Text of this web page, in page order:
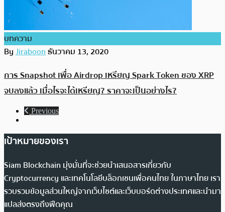
บทความ
ByJiraboonธันวาคม 13, 2020
การ Snapshot เพื่อ Airdrop เหรียญ Spark Token ของ XRP
จบลงแล้ว เมื่อไรจะได้เหรียญ? ราคาจะเป็นอย่างไร?
Previous
เป้าหมายของเรา
Siam Blockchain มุ่งมั่นที่จะช่วยนำเสนอสารเกี่ยวกับ
Cryptocurrency และเทคโนโลยีบล็อกเชนเพื่อคนไทย ในภาษาไทย เรา
รวบรวมข้อมูลส่วนใหญ่จากเว็บไซต์และเว็บบอร์ดต่างประเทศและนำมา
แปลส่งตรงถึงฟีดคุณ